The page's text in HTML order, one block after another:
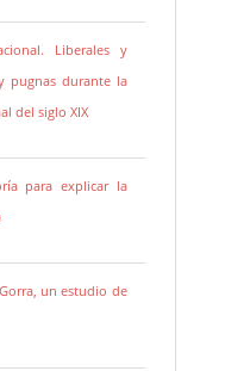
Liberales y
pugnas durante la
del siglo XIX
para explicar la
un estudio de